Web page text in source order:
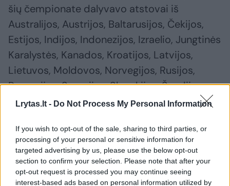
Lrytas.lt - Do Not Process My Personal Information
If you wish to opt-out of the sale, sharing to third parties, or
processing of your personal or sensitive information for
targeted advertising by us, please use the below opt-out
section to confirm your selection. Please note that after your
opt-out request is processed you may continue seeing
interest-based ads based on personal information utilized by
šių čempionate dalyvavo atstovai iš
Australijos, Austrijos, Baltarusijos, Čekijos,
Estijos, Indijos, Indonezijos, Izraelio, Jungtinės
Karalystės, Kanados, Kroatijos, Latvijos,
Lietuvos, Moldovos, Norvegijos, Rusijos,
Rumunijos, Suomijos, Slovakijos, Švedijos,
Taivano, Turkijos, Ukrainos, Vengrijos ir
Sąjungos atstovai